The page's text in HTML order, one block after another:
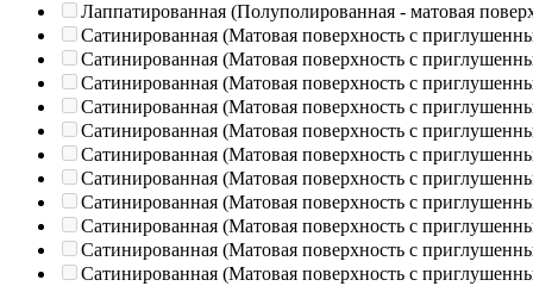
Лаппатированная (Полуполированная - матовая
Сатинированная (Матовая поверхность с
Сатинированная (Матовая поверхность с
Сатинированная (Матовая поверхность с
Сатинированная (Матовая поверхность с
Сатинированная (Матовая поверхность с
Сатинированная (Матовая поверхность с
Сатинированная (Матовая поверхность с
Сатинированная (Матовая поверхность с
Сатинированная (Матовая поверхность с
Сатинированная (Матовая поверхность с
Сатинированная (Матовая поверхность с